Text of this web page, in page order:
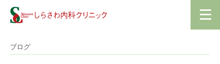
ブログ